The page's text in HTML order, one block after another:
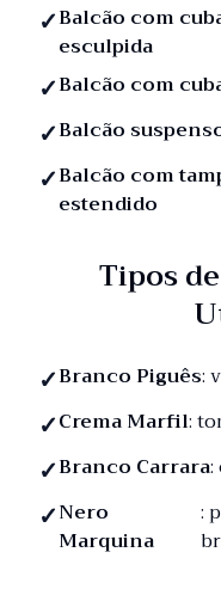
Balcão com
esculpida
Balcão com
Balcão
Balcão com
estendido
Tipos
Branco Piguês:
Crema Marfil:
Branco Carrara:
Nero
Marquina
: